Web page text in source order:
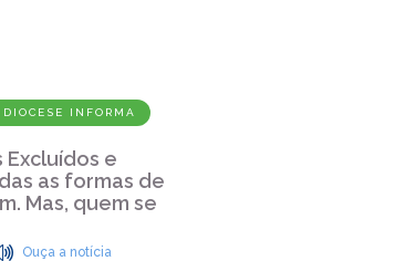
INFORMA
Excluídos e
as formas de
Mas, quem se
Ouça a notícia